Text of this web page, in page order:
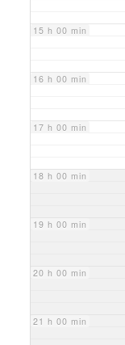
15 h 00 min
16 h 00 min
17 h 00 min
18 h 00 min
19 h 00 min
20 h 00 min
21 h 00 min